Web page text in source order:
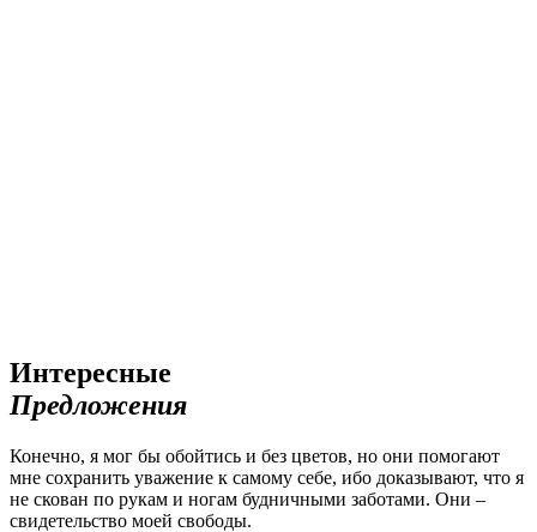
Интересные
Предложения
Конечно, я мог бы обойтись и без цветов, но они помогают
мне сохранить уважение к самому себе, ибо доказывают, что я
не скован по рукам и ногам будничными заботами. Они –
свидетельство моей свободы.